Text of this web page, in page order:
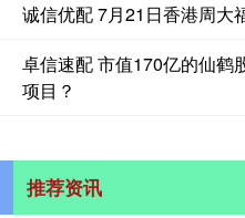
诚信优配 7月21日香港周大
卓信速配 市值170亿的仙鹤
项目？
推荐资讯